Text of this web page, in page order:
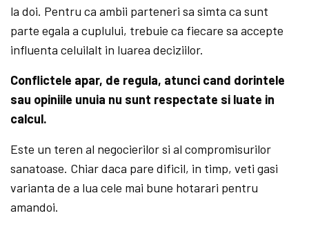
la doi. Pentru ca ambii parteneri sa simta ca sunt
parte egala a cuplului, trebuie ca fiecare sa accepte
influenta celuilalt in luarea deciziilor.
Conflictele apar, de regula, atunci cand dorintele
sau opiniile unuia nu sunt respectate si luate in
calcul.
Este un teren al negocierilor si al compromisurilor
sanatoase. Chiar daca pare dificil, in timp, veti gasi
varianta de a lua cele mai bune hotarari pentru
amandoi.